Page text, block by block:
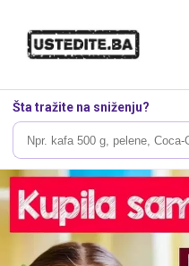
Šta tražite na sniženju?